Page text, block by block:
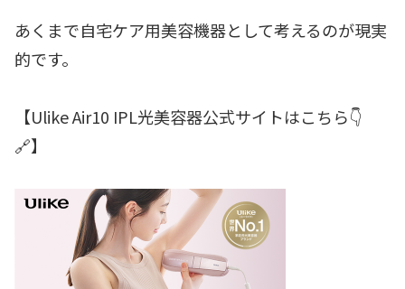
あくまで自宅ケア用美容機器として考えるのが現実
的です。
【Ulike Air10 IPL光美容器公式サイトはこちら👇
🔗】